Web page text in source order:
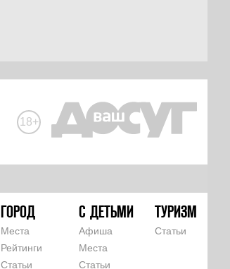
18+
ГОРОД
Места
Рейтинги
Статьи
С ДЕТЬМИ
Афиша
Места
Статьи
ТУРИЗМ
Статьи